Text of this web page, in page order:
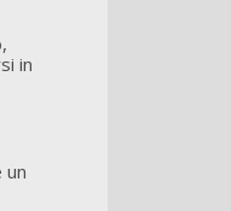
in
un